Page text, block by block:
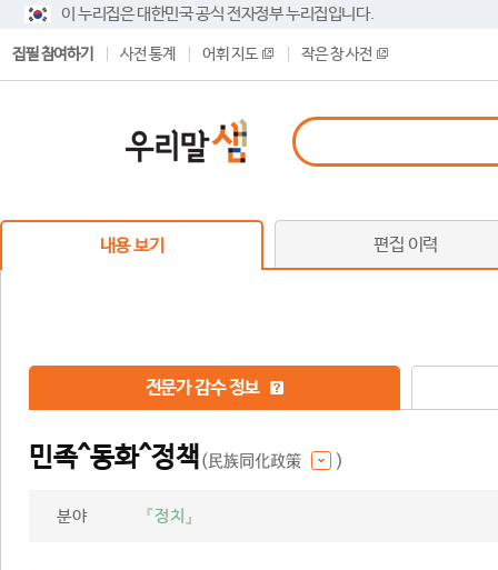
이 누리집은 대한민국 공식 전자정부 누리집입니다.
집필 참여하기 사전 통계 어휘 지도 작은 창 사전
내용 보기 편집 이력
전문가 감수 정보
민족^동화^정책(民族同化政策 )
분야 『정치』